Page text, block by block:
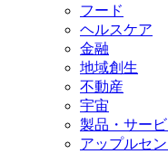
フード
ヘルスケア
金融
地域創生
不動産
宇宙
製品・サー
アップルセ